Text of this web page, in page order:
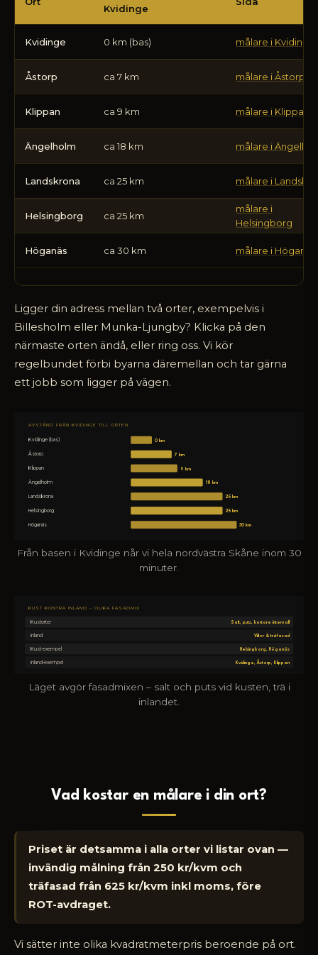
våra
ortssidor
Kvidinge
Kvidinge 0 km (bas) målare i Kvidinge
Åstorp ca 7 km målare i Åstorp
Klippan ca 9 km målare i Klippan
Ängelholm ca 18 km målare i
Landskrona ca 25 km målare i
Helsingborg ca 25 km
målare i
Helsingborg
Höganäs ca 30 km målare i Höganäs
Ligger din adress mellan två orter, exempelvis i
Billesholm eller Munka-Ljungby? Klicka på den
närmaste orten ändå, eller ring oss. Vi kör
regelbundet förbi byarna däremellan och tar gärna
ett jobb som ligger på vägen.
AVSTÅND FRÅN KVIDINGE TILL ORTEN
Kvidinge (bas) 0 km
Åstorp 7 km
Klippan 9 km
Ängelholm 18 km
Landskrona 25 km
Helsingborg 25 km
Höganäs 30 km
Från basen i Kvidinge når vi hela nordvästra Skåne inom 30
minuter.
KUST KONTRA INLAND – OLIKA FASADMIX
Kustorter Salt, puts, kortare intervall
Inland Villor & träfasad
Kust-exempel Helsingborg, Höganäs
Inland-exempel Kvidinge, Åstorp, Klippan
Läget avgör fasadmixen – salt och puts vid kusten, trä i
inlandet.
Vad kostar en målare i din ort?
Priset är detsamma i alla orter vi listar ovan —
invändig målning från 250 kr/kvm och
träfasad från 625 kr/kvm inkl moms, före
ROT-avdraget.
Vi sätter inte olika kvadratmeterpris beroende på ort.